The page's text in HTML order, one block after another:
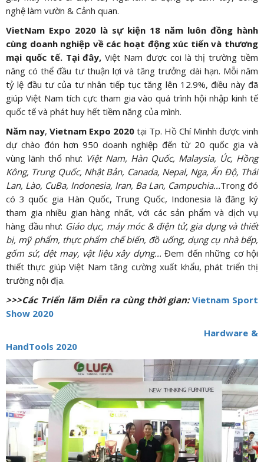
nghệ làm vườn & Cảnh quan.
VietNam Expo 2020 là sự kiện 18 năm luôn đồng hành
cùng doanh nghiệp về các hoạt động xúc tiến và thương
mại quốc tế. Tại đây,Việt Nam được coi là thị trường tiềm
năng có thể đầu tư thuận lợi và tăng trưởng dài hạn. Mỗi năm
tỷ lệ đầu tư của tư nhân tiếp tục tăng lên 12.9%, điều này đã
giúp Việt Nam tích cực tham gia vào quá trình hội nhập kinh tế
quốc tế và phát huy hết tiềm năng của mình.
Năm nay, Vietnam Expo 2020 tại Tp. Hồ Chí Minhh được vinh
dự chào đón hơn 950 doanh nghiệp đến từ 20 quốc gia và
vùng lãnh thổ như: Việt Nam, Hàn Quốc, Malaysia, Úc, Hồng
Kông, Trung Quốc, Nhật Bản, Canada, Nepal, Nga, Ấn Độ, Thái
Lan, Lào, CuBa, Indonesia, Iran, Ba Lan, Campuchia...Trong đó
có 3 quốc gia Hàn Quốc, Trung Quốc, Indonesia là đăng ký
tham gia nhiều gian hàng nhất, với các sản phẩm và dịch vụ
hàng đầu như: Giáo dục, máy móc & điện tử, gia dụng và thiết
bị, mỹ phẩm, thực phẩm chế biến, đồ uống, dụng cụ nhà bếp,
gốm sứ, dệt may, vật liệu xây dựng... Đem đến những cơ hội
thiết thực giúp Việt Nam tăng cường xuất khẩu, phát triển thị
trường nội địa.
>>>Các Triển lãm Diễn ra cùng thời gian:Vietnam Sport
Show 2020
Hardware &
HandTools 2020